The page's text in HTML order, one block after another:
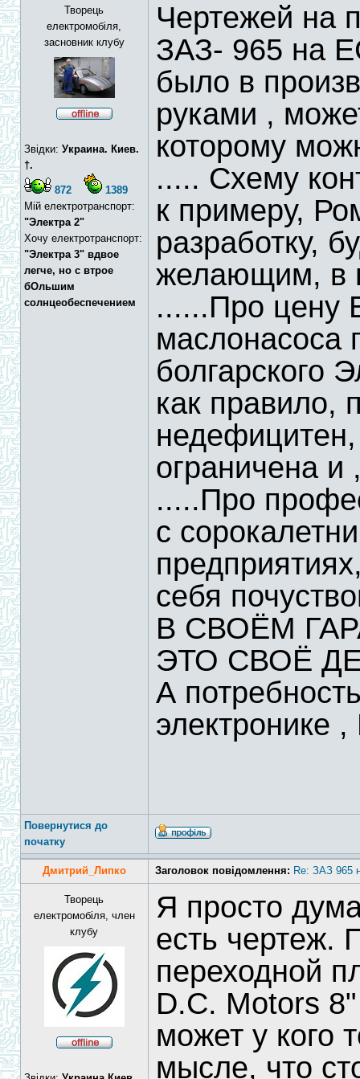
Творець
електромобіля,
засновник клубу
Звідки: Украина. Киев.
†.
872
1389
Мій електротранспорт:
"Электра 2"
Хочу електротранспорт:
"Электра 3" вдвое
легче, но с втрое
бОльшим
солнцеобеспечением
Чертежей на
ЗАЗ- 965 на
было в
руками ,
которому
..... Схему
к примеру,
разработку,
желающим, в
......Про цену
маслонасоса
болгарского
как правило,
ограничена
.....Про
с
себя
В СВОЁМ
ЭТО СВОЁ
А
электронике
Повернутися до
початку
Дмитрий_Липко Заголовок повідомлення: Re: ЗАЗ 965
Творець
електромобіля, член
клубу
Я просто
есть чертеж.
переходной
D.C. Motors
может у кого
мысле, что